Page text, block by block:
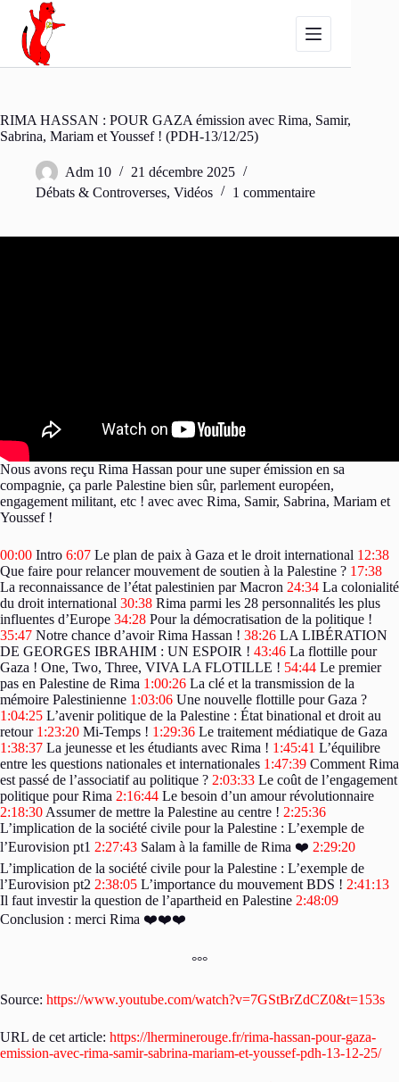
Passer
contenu
RIMA HASSAN : POUR GAZA émission avec Rima, Samir,
Sabrina, Mariam et Youssef ! (PDH-13/12/25)
Adm 10
21 décembre 2025
Débats & Controverses, Vidéos 1 commentaire
Nous avons reçu Rima Hassan pour une super émission en sa
compagnie, ça parle Palestine bien sûr, parlement européen,
engagement militant, etc ! avec avec Rima, Samir, Sabrina, Mariam et
Youssef !
00:00 Intro 6:07 Le plan de paix à Gaza et le droit international 12:38
Que faire pour relancer mouvement de soutien à la Palestine ? 17:38
La reconnaissance de l’état palestinien par Macron 24:34 La colonialité
du droit international 30:38 Rima parmi les 28 personnalités les plus
influentes d’Europe 34:28 Pour la démocratisation de la politique !
35:47 Notre chance d’avoir Rima Hassan ! 38:26 LA LIBÉRATION
DE GEORGES IBRAHIM : UN ESPOIR ! 43:46 La flottille pour
Gaza ! One, Two, Three, VIVA LA FLOTILLE ! 54:44 Le premier
pas en Palestine de Rima 1:00:26 La clé et la transmission de la
mémoire Palestinienne 1:03:06 Une nouvelle flottille pour Gaza ?
1:04:25 L’avenir politique de la Palestine : État binational et droit au
retour 1:23:20 Mi-Temps ! 1:29:36 Le traitement médiatique de Gaza
1:38:37 La jeunesse et les étudiants avec Rima ! 1:45:41 L’équilibre
entre les questions nationales et internationales 1:47:39 Comment Rima
est passé de l’associatif au politique ? 2:03:33 Le coût de l’engagement
politique pour Rima 2:16:44 Le besoin d’un amour révolutionnaire
2:18:30 Assumer de mettre la Palestine au centre ! 2:25:36
L’implication de la société civile pour la Palestine : L’exemple de
l’Eurovision pt1 2:27:43 Salam à la famille de Rima ❤️ 2:29:20
L’implication de la société civile pour la Palestine : L’exemple de
l’Eurovision pt2 2:38:05 L’importance du mouvement BDS ! 2:41:13
Il faut investir la question de l’apartheid en Palestine 2:48:09
Conclusion : merci Rima ❤️❤️❤️
°°°
Source: https://www.youtube.com/watch?v=7GStBrZdCZ0&t=153s
URL de cet article: https://lherminerouge.fr/rima-hassan-pour-gaza-
emission-avec-rima-samir-sabrina-mariam-et-youssef-pdh-13-12-25/